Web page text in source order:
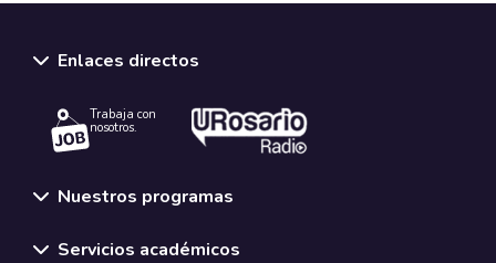
Enlaces directos
Trabaja con
nosotros.
Nuestros programas
Servicios académicos